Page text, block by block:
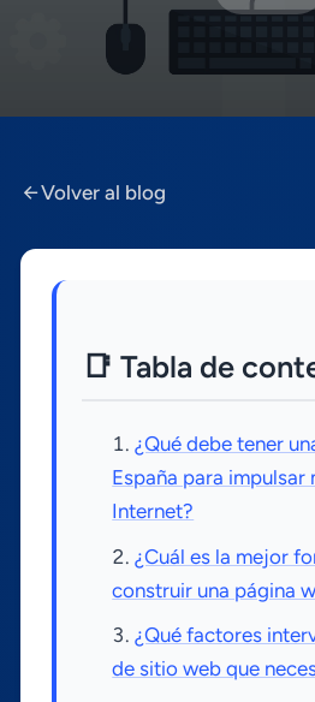
Volver al blog
📑 Tabla de
¿Qué debe tener
España para impulsar
Internet?
¿Cuál es la mejor
construir una página
¿Qué factores
de sitio web que